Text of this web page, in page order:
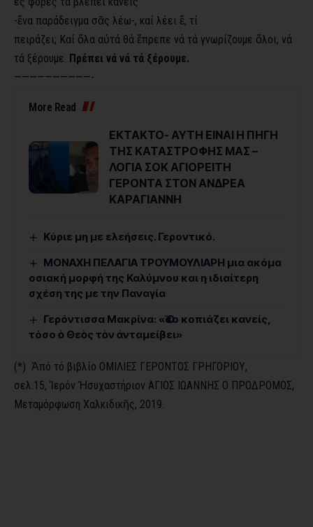
-ἕνα παράδειγμα σᾶς λέω-, καί λέει ἔ, τί
πειράζει; Καί ὅλα αὐτά θά ἔπρεπε νά τά γνωρίζουμε ὅλοι, νά
τά ξέρουμε. Πρέπει νά νά τά ξέρουμε.
——————————-
More Read
ΕΚΤΑΚΤΟ- ΑΥΤΗ ΕΙΝΑΙ Η ΠΗΓΗ
ΤΗΣ ΚΑΤΑΣΤΡΟΦΗΣ ΜΑΣ –
ΛΟΓΙΑ ΣΟΚ ΑΓΙΟΡΕΙΤΗ
ΓΕΡΟΝΤΑ ΣΤΟΝ ΑΝΔΡΕΑ
ΚΑΡΑΓΙΑΝΝΗ
Kύριε μη με ελεήσεις. Γεροντικό.
ΜΟΝΑΧΗ ΠΕΛΑΓΙΑ ΤΡΟΥΜΟΥΛΙΑΡΗ μια ακόμα
οσιακή μορφή της Καλύμνου και η ιδιαίτερη
σχέση της με την Παναγία
Γερόντισσα Μακρίνα: «Ὅσο κοπιάζει κανείς,
τόσο ὁ Θεὸς τὸν ἀνταμείβει»
(*) Ἀπό τό βιβλίο ΟΜΙΛΙΕΣ ΓΕΡΟΝΤΟΣ ΓΡΗΓΟΡΙΟΥ,
σελ.15, Ἱερόν Ἡσυχαστήριον ΑΓΙΟΣ ΙΩΑΝΝΗΣ Ο ΠΡΟΔΡΟΜΟΣ,
Μεταμόρφωση Χαλκιδικῆς, 2019.